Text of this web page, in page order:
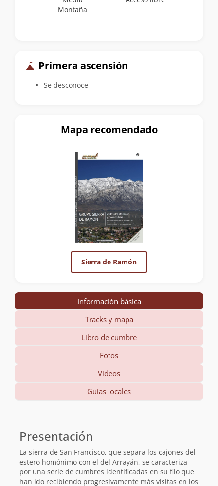
Montaña
Primera ascensión
Se desconoce
Mapa recomendado
Sierra de Ramón
Información básica
Tracks y mapa
Libro de cumbre
Fotos
Videos
Guías locales
básica
Presentación
La sierra de San Francisco, que separa los cajones del
estero homónimo con el del Arrayán, se caracteriza
por una serie de cumbres identificadas en su filo que
han ido recibiendo progresivamente más visitas en los